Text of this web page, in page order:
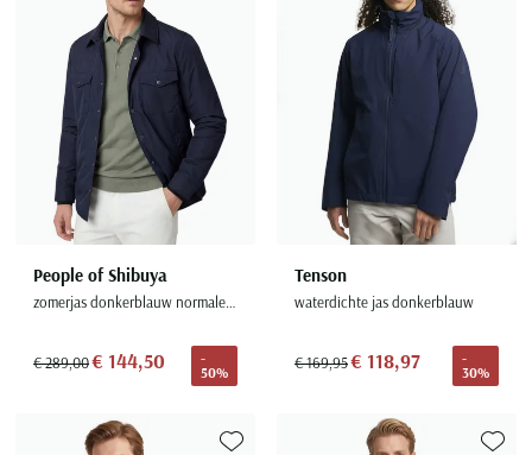
People of Shibuya
zomerjas donkerblauw normale fit Ithermorelkiso
€ 289,00€ 144,50
-
50%
Tenson
waterdichte jas donkerblauw
€ 169,95€ 118,97
-
30%